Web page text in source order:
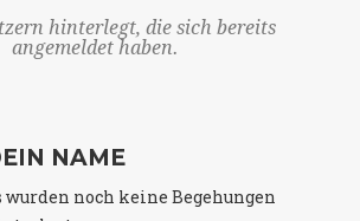
hinterlegt, die sich bereits
angemeldet haben.
NAME
wurden noch keine Begehungen